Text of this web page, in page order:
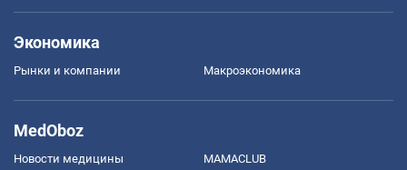
Экономика
Рынки и компании Mакроэкономика
MedOboz
Новости медицины MAMACLUB